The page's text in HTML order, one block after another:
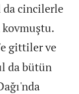
da cincilerle
kovmuştu.
gittiler ve
da bütün